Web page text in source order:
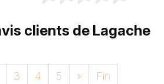
clients de Lagache
3 4 5 » Fin